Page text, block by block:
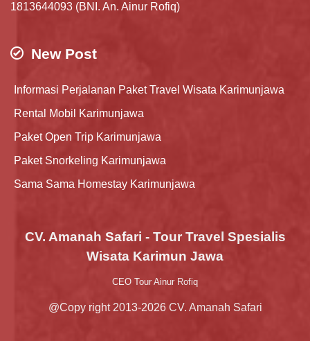
1813644093 (BNI. An. Ainur Rofiq)
New Post
Informasi Perjalanan Paket Travel Wisata Karimunjawa
Rental Mobil Karimunjawa
Paket Open Trip Karimunjawa
Paket Snorkeling Karimunjawa
Sama Sama Homestay Karimunjawa
CV. Amanah Safari - Tour Travel Spesialis
Wisata Karimun Jawa
CEO Tour Ainur Rofiq
@Copy right 2013-2026 CV. Amanah Safari